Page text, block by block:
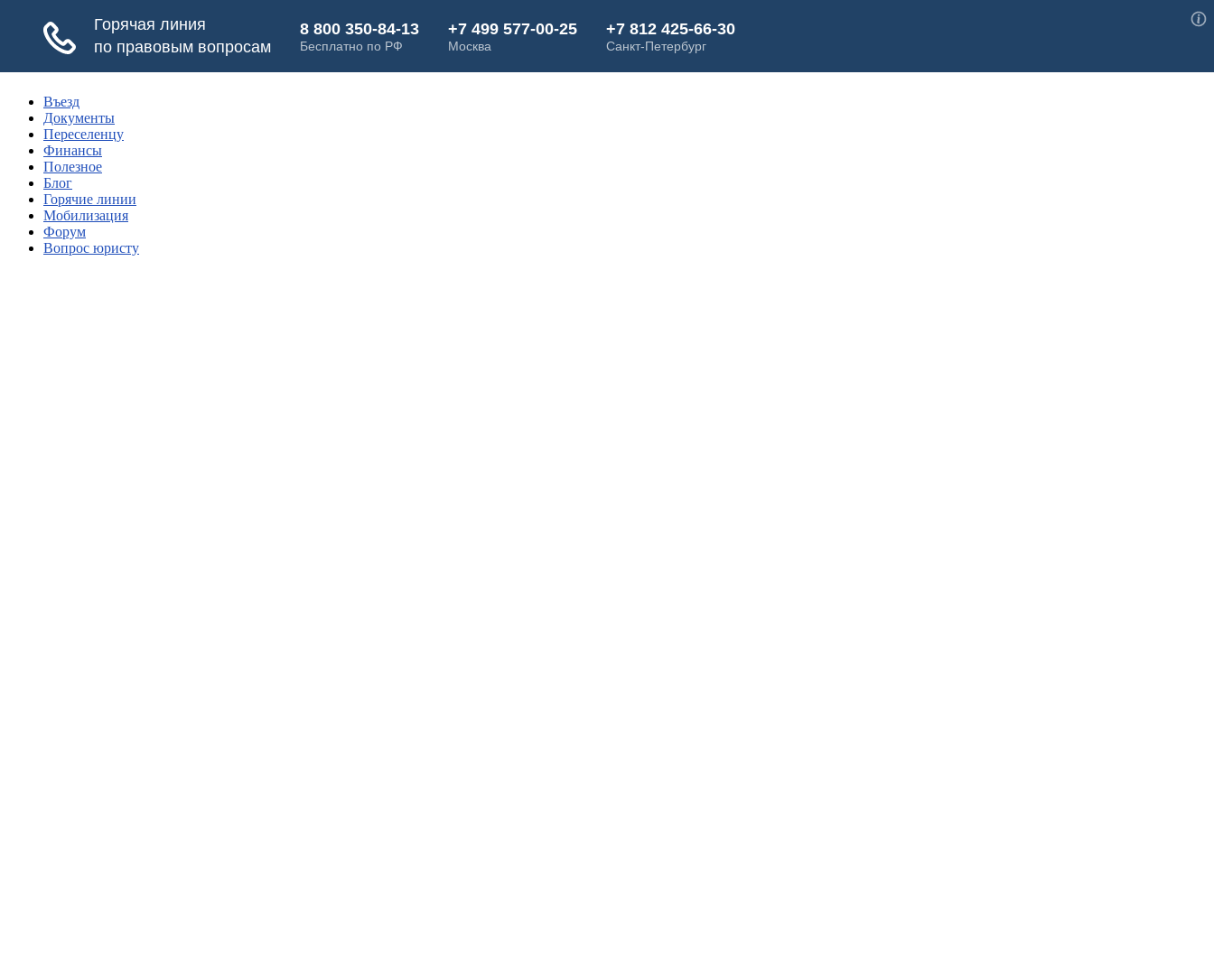
Въезд
Документы
Переселенцу
Финансы
Полезное
Блог
Горячие линии
Мобилизация
Форум
Вопрос юристу